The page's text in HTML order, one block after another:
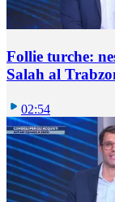
Follie turche:
Salah al
02:54